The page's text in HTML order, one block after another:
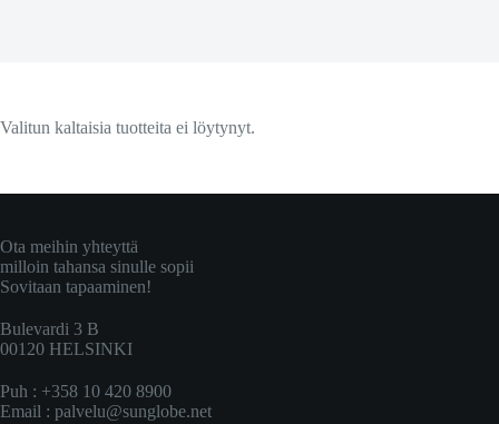
Valitun kaltaisia tuotteita ei löytynyt.
Ota meihin yhteyttä
milloin tahansa sinulle sopii
Sovitaan tapaaminen!
Bulevardi 3 B
00120 HELSINKI
Puh : +358 10 420 8900
Email : palvelu@sunglobe.net